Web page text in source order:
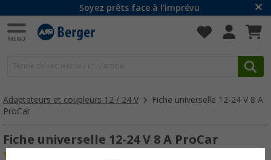
Soyez prêts face à l'imprévu
Adaptateurs et coupleurs 12 / 24 V
Fiche universelle 12-24 V 8 A
ProCar
Fiche universelle 12-24 V 8 A ProCar